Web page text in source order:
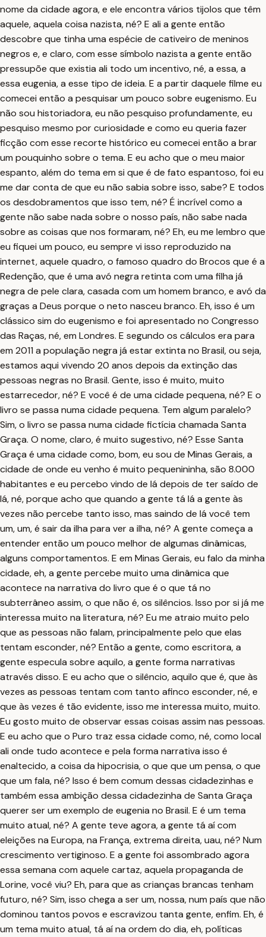
nome da cidade agora, e ele encontra vários tijolos que têm
aquele, aquela coisa nazista, né? E ali a gente então
descobre que tinha uma espécie de cativeiro de meninos
negros e, e claro, com esse símbolo nazista a gente então
pressupõe que existia ali todo um incentivo, né, a essa, a
essa eugenia, a esse tipo de ideia. E a partir daquele filme eu
comecei então a pesquisar um pouco sobre eugenismo. Eu
não sou historiadora, eu não pesquiso profundamente, eu
pesquiso mesmo por curiosidade e como eu queria fazer
ficção com esse recorte histórico eu comecei então a brar
um pouquinho sobre o tema. E eu acho que o meu maior
espanto, além do tema em si que é de fato espantoso, foi eu
me dar conta de que eu não sabia sobre isso, sabe? E todos
os desdobramentos que isso tem, né? É incrível como a
gente não sabe nada sobre o nosso país, não sabe nada
sobre as coisas que nos formaram, né? Eh, eu me lembro que
eu fiquei um pouco, eu sempre vi isso reproduzido na
internet, aquele quadro, o famoso quadro do Brocos que é a
Redenção, que é uma avó negra retinta com uma filha já
negra de pele clara, casada com um homem branco, e avó da
graças a Deus porque o neto nasceu branco. Eh, isso é um
clássico sim do eugenismo e foi apresentado no Congresso
das Raças, né, em Londres. E segundo os cálculos era para
em 2011 a população negra já estar extinta no Brasil, ou seja,
estamos aqui vivendo 20 anos depois da extinção das
pessoas negras no Brasil. Gente, isso é muito, muito
estarrecedor, né? E você é de uma cidade pequena, né? E o
livro se passa numa cidade pequena. Tem algum paralelo?
Sim, o livro se passa numa cidade fictícia chamada Santa
Graça. O nome, claro, é muito sugestivo, né? Esse Santa
Graça é uma cidade como, bom, eu sou de Minas Gerais, a
cidade de onde eu venho é muito pequenininha, são 8.000
habitantes e eu percebo vindo de lá depois de ter saído de
lá, né, porque acho que quando a gente tá lá a gente às
vezes não percebe tanto isso, mas saindo de lá você tem
um, um, é sair da ilha para ver a ilha, né? A gente começa a
entender então um pouco melhor de algumas dinâmicas,
alguns comportamentos. E em Minas Gerais, eu falo da minha
cidade, eh, a gente percebe muito uma dinâmica que
acontece na narrativa do livro que é o que tá no
subterrâneo assim, o que não é, os silêncios. Isso por si já me
interessa muito na literatura, né? Eu me atraio muito pelo
que as pessoas não falam, principalmente pelo que elas
tentam esconder, né? Então a gente, como escritora, a
gente especula sobre aquilo, a gente forma narrativas
através disso. E eu acho que o silêncio, aquilo que é, que às
vezes as pessoas tentam com tanto afinco esconder, né, e
que às vezes é tão evidente, isso me interessa muito, muito.
Eu gosto muito de observar essas coisas assim nas pessoas.
E eu acho que o Puro traz essa cidade como, né, como local
ali onde tudo acontece e pela forma narrativa isso é
enaltecido, a coisa da hipocrisia, o que que um pensa, o que
que um fala, né? Isso é bem comum dessas cidadezinhas e
também essa ambição dessa cidadezinha de Santa Graça
querer ser um exemplo de eugenia no Brasil. E é um tema
muito atual, né? A gente teve agora, a gente tá aí com
eleições na Europa, na França, extrema direita, uau, né? Num
crescimento vertiginoso. E a gente foi assombrado agora
essa semana com aquele cartaz, aquela propaganda de
Lorine, você viu? Eh, para que as crianças brancas tenham
futuro, né? Sim, isso chega a ser um, nossa, num país que não
dominou tantos povos e escravizou tanta gente, enfim. Eh, é
um tema muito atual, tá aí na ordem do dia, eh, políticas